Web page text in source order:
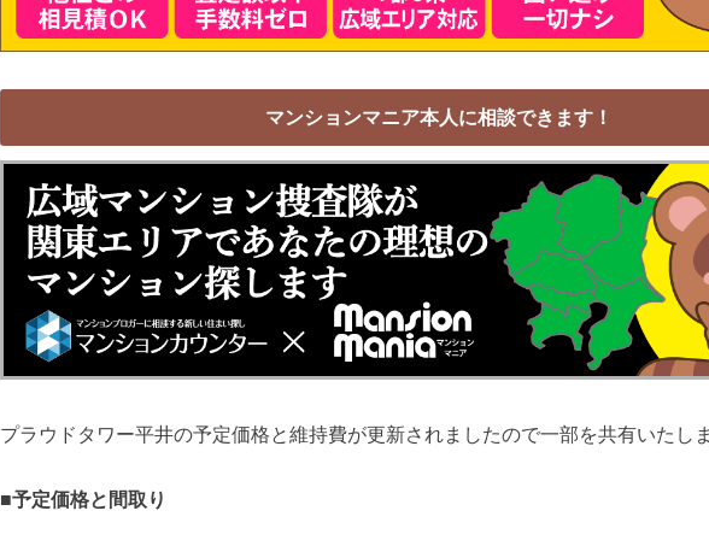
マンションマニア本人に相談できます！
プラウドタワー平井の予定価格と維持費が更新されましたので一部を共有いたし
■予定価格と間取り